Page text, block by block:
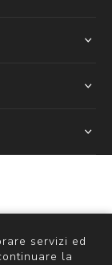
diritti riservati
servizi ed
la